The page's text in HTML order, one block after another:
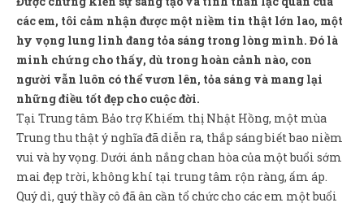
Sản Phẩm
Giúp đỡ
Liên hệ
các em, tôi cảm nhận được một niềm tin thật lớn lao, một
hy vọng lung linh đang tỏa sáng trong lòng mình. Đó là
minh chứng cho thấy, dù trong hoàn cảnh nào, con
người vẫn luôn có thể vươn lên, tỏa sáng và mang lại
những điều tốt đẹp cho cuộc đời.
Tại Trung tâm Bảo trợ Khiếm thị Nhật Hồng, một mùa
Trung thu thật ý nghĩa đã diễn ra, thắp sáng biết bao niềm
vui và hy vọng. Dưới ánh nắng chan hòa của một buổi sớm
mai đẹp trời, không khí tại trung tâm rộn ràng, ấm áp.
Quý dì, quý thầy cô đã ân cần tổ chức cho các em một buổi